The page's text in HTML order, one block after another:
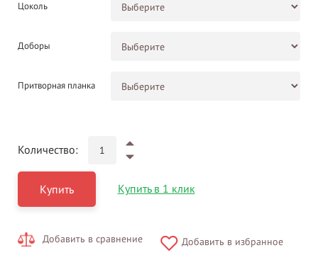
Цоколь
Доборы
Притворная планка
Количество:
Купить Купить в 1 клик
Добавить в сравнение Добавить в избранное